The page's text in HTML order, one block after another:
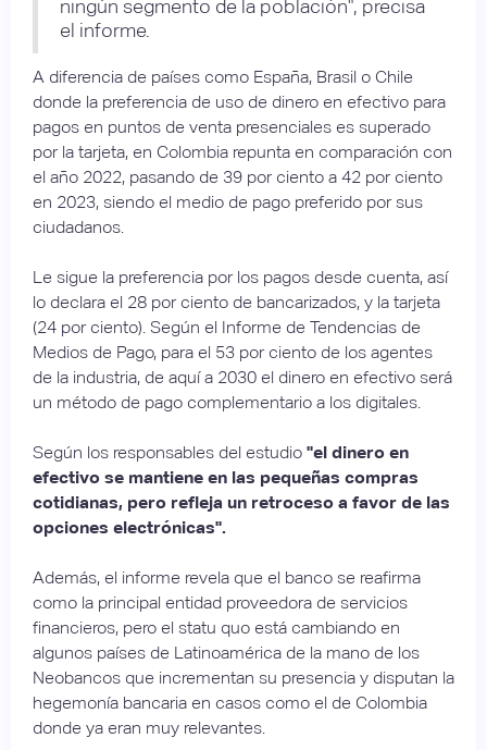
ningún segmento de la población", precisa
el informe.
A diferencia de países como España, Brasil o Chile
donde la preferencia de uso de dinero en efectivo para
pagos en puntos de venta presenciales es superado
por la tarjeta, en Colombia repunta en comparación con
el año 2022, pasando de 39 por ciento a 42 por ciento
en 2023, siendo el medio de pago preferido por sus
ciudadanos.
Le sigue la preferencia por los pagos desde cuenta, así
lo declara el 28 por ciento de bancarizados, y la tarjeta
(24 por ciento). Según el Informe de Tendencias de
Medios de Pago, para el 53 por ciento de los agentes
de la industria, de aquí a 2030 el dinero en efectivo será
un método de pago complementario a los digitales.
Según los responsables del estudio "el dinero en
efectivo se mantiene en las pequeñas compras
cotidianas, pero refleja un retroceso a favor de las
opciones electrónicas".
Además, el informe revela que el banco se reafirma
como la principal entidad proveedora de servicios
financieros, pero el statu quo está cambiando en
algunos países de Latinoamérica de la mano de los
Neobancos que incrementan su presencia y disputan la
hegemonía bancaria en casos como el de Colombia
donde ya eran muy relevantes.